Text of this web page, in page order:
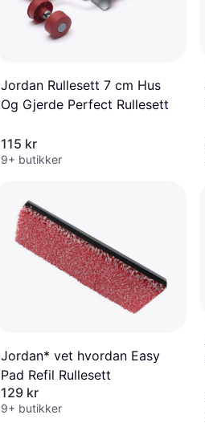
Jordan Rullesett 7 cm Hus
Og Gjerde Perfect Rullesett
115 kr
9+ butikker
Jordan* vet hvordan Easy
Pad Refil Rullesett
129 kr
9+ butikker